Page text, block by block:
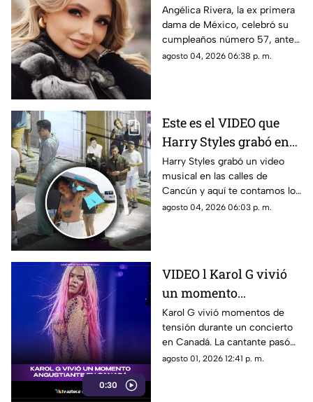
Gaviota", uno de los
mensajes a la ex
primera dama
Angélica Rivera, la ex primera
dama de México, celebró su
cumpleaños número 57, ante
esto las muestras de cariño no
agosto 04, 2026 06:38 p. m.
Este es el VIDEO que
Harry Styles grabó en
Cancún: ¿En qué zonas
de Quintana Roo filmó
el cantante el videoclip
de ‘Lights Up’?
Harry Styles grabó un video
musical en las calles de
Cancún y aquí te contamos los
detalles de la grabación, así
agosto 04, 2026 06:03 p. m.
0:30
VIDEO l Karol G vivió
un momento
angustiante durante
una presentación en
Canadá
Karol G vivió momentos de
tensión durante un concierto
en Canadá. La cantante pasó
un gran susto en plena
agosto 01, 2026 12:41 p. m.